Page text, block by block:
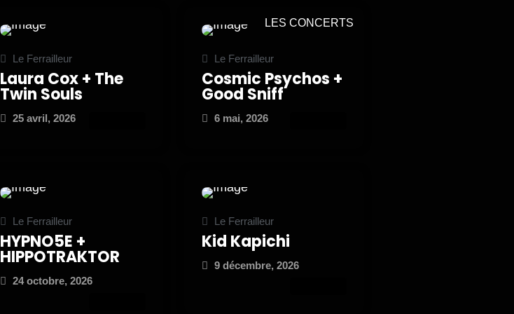
LES CONCERTS
Le Ferrailleur
Laura Cox + The
Twin Souls
25 avril, 2026
Le Ferrailleur
Cosmic Psychos +
Good Sniff
6 mai, 2026
Le Ferrailleur
HYPNO5E +
HIPPOTRAKTOR
24 octobre, 2026
Le Ferrailleur
Kid Kapichi
9 décembre, 2026